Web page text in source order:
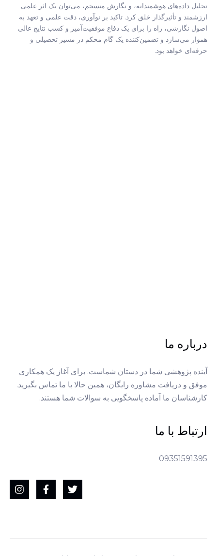
تحلیل داده‌های هوشمندانه، و نگارش منسجم، می‌توان یک اثر علمی
ارزشمند و تأثیرگذار خلق کرد. تاکید بر نوآوری، دقت علمی و تعهد به
اصول نگارشی، راه را برای یک دفاع موفقیت‌آمیز و کسب نتایج عالی
هموار می‌سازد و تضمین‌کننده یک گام محکم در مسیر تحصیلی و
حرفه‌ای خواهد بود.
درباره ما
آینده پژوهشی شما در دستان شماست. برای آغاز یک همکاری
موفق و دریافت مشاوره رایگان، همین حالا با ما تماس بگیرید.
کارشناسان ما آماده پاسخگویی به سوالات شما هستند.
ارتباط با ما
09351591395